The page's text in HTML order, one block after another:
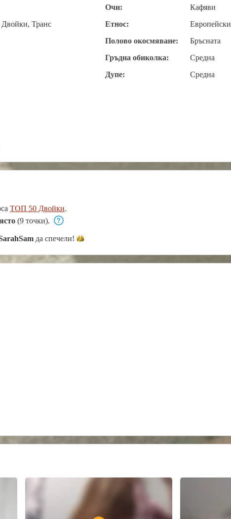
Транс
Очи:
Кафяви
Етнос:
Европейски
Полово окосмяване:
Бръсната
Гръдна обиколка:
Среднa
Дупе:
Среднa
ТОП 50 Двойки.
(9 точки).
да спечели!